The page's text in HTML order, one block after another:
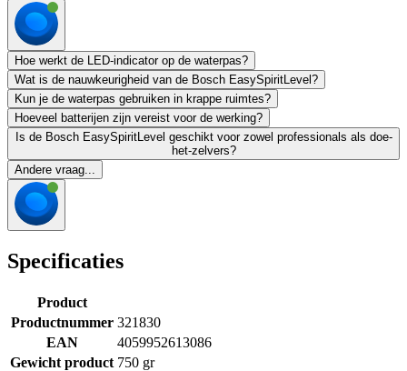
Hoe werkt de LED-indicator op de waterpas?
Wat is de nauwkeurigheid van de Bosch EasySpiritLevel?
Kun je de waterpas gebruiken in krappe ruimtes?
Hoeveel batterijen zijn vereist voor de werking?
Is de Bosch EasySpiritLevel geschikt voor zowel professionals als doe-
het-zelvers?
Andere vraag...
Specificaties
Product
Productnummer 321830
EAN
4059952613086
Gewicht product 750 gr